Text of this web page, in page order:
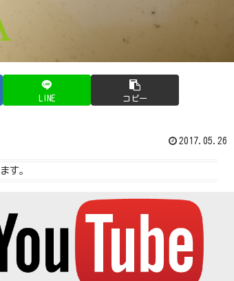
LINE コピー
2017.05.26
す。